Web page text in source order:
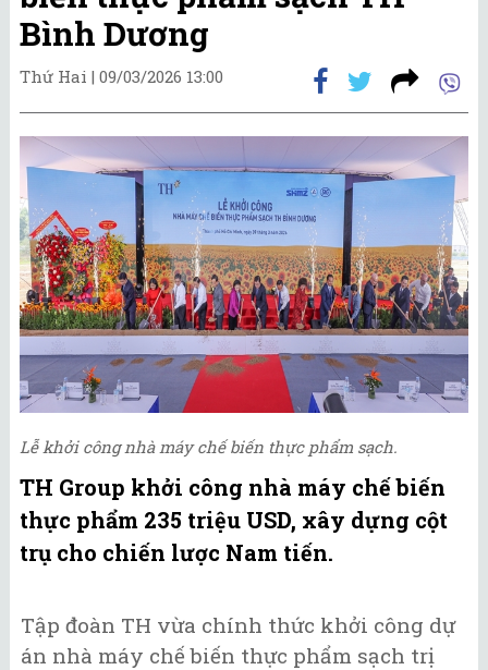
Bình Dương
Thứ Hai | 09/03/2026 13:00
Lễ khởi công nhà máy chế biến thực phẩm sạch.
TH Group khởi công nhà máy chế biến
thực phẩm 235 triệu USD, xây dựng cột
trụ cho chiến lược Nam tiến.
Tập đoàn TH vừa chính thức khởi công dự
án nhà máy chế biến thực phẩm sạch trị